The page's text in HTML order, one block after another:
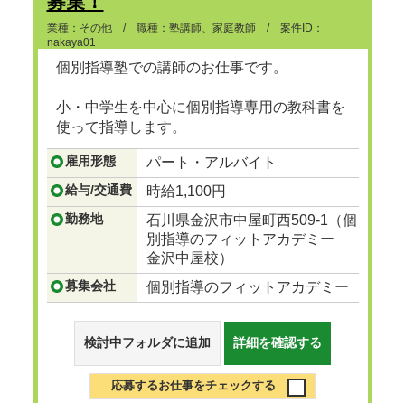
業種：その他 / 職種：塾講師、家庭教師 / 案件ID：
nakaya01
個別指導塾での講師のお仕事です。
小・中学生を中心に個別指導専用の教科書を
使って指導します。
...つづきを見る
雇用形態 パート・アルバイト
給与/交通費 時給1,100円
勤務地
石川県金沢市中屋町西509-1（個
別指導のフィットアカデミー
金沢中屋校）
募集会社 個別指導のフィットアカデミー
検討中フォルダに追加 詳細を確認する
応募するお仕事をチェックする